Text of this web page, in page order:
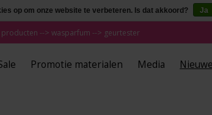
--> wasparfum --> geurtester
Promotie materialen Media
op om onze website te verbeteren. Is dat akkoord? Ja